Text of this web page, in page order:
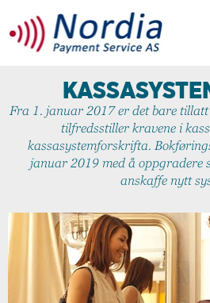
Fra 1. januar 2017 er det bare tillatt
tilfredsstiller kravene i
kassasystemforskrifta.
januar 2019 med å oppgradere
anskaffe nytt